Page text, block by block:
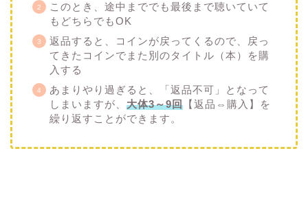
このとき、途中まででも最後まで聴いていて
もどちらでもOK
返品すると、コインが戻ってくるので、戻っ
てきたコインでまた別のタイトル（本）を購
入する
あまりやり過ぎると、「返品不可」となって
しまいますが、 大体3～9回 【返品⇔購入】を
繰り返すことができます。